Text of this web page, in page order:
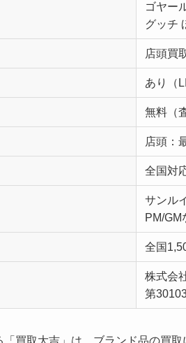
ゴヤー
グッチ
店頭買
あり（
無料（
店頭：
全国対
サンル
PM/GM
全国
株式会
第